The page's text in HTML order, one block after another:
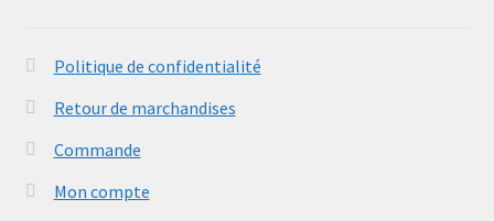
Politique de confidentialité
Retour de marchandises
Commande
Mon compte